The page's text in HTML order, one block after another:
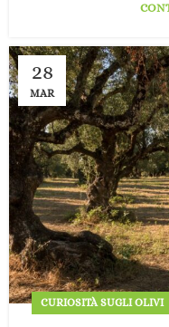
28
MAR
CURIOSITÀ SUGLI OLIVI